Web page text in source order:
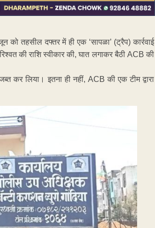
तहसील दफ्तर में ही एक ‘सापळा’ (ट्रैप) कार्रवाई
की राशि स्वीकार की, घात लगाकर बैठी ACB की
कर लिया। इतना ही नहीं, ACB की एक टीम द्वारा